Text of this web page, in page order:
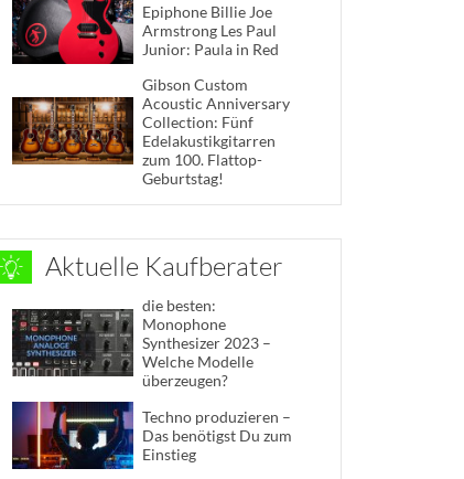
Epiphone Billie Joe
Armstrong Les Paul
Junior: Paula in Red
Gibson Custom
Acoustic Anniversary
Collection: Fünf
Edelakustikgitarren
zum 100. Flattop-
Geburtstag!
Aktuelle Kaufberater
die besten:
Monophone
Synthesizer 2023 –
Welche Modelle
überzeugen?
Techno produzieren –
Das benötigst Du zum
Einstieg